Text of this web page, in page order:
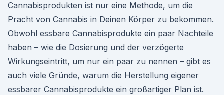
Cannabisprodukten ist nur eine Methode, um die
Pracht von Cannabis in Deinen Körper zu bekommen.
Obwohl essbare Cannabisprodukte ein paar Nachteile
haben – wie die Dosierung und der verzögerte
Wirkungseintritt, um nur ein paar zu nennen – gibt es
auch viele Gründe, warum die Herstellung eigener
essbarer Cannabisprodukte ein großartiger Plan ist.